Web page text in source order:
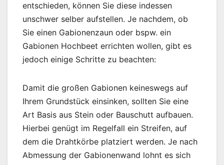
entschieden, können Sie diese indessen
unschwer selber aufstellen. Je nachdem, ob
Sie einen Gabionenzaun oder bspw. ein
Gabionen Hochbeet errichten wollen, gibt es
jedoch einige Schritte zu beachten:
Damit die großen Gabionen keineswegs auf
Ihrem Grundstück einsinken, sollten Sie eine
Art Basis aus Stein oder Bauschutt aufbauen.
Hierbei genügt im Regelfall ein Streifen, auf
dem die Drahtkörbe platziert werden. Je nach
Abmessung der Gabionenwand lohnt es sich